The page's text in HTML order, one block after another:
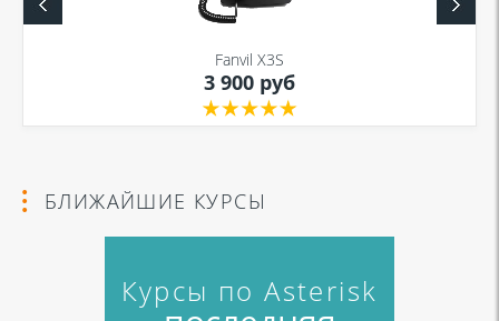
Fanvil X3S
3 900 руб
БЛИЖАЙШИЕ КУРСЫ
Курсы по Asterisk